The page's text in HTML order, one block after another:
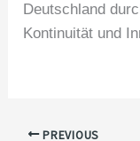
Deutschland
Kontinuität und
PREVIOUS